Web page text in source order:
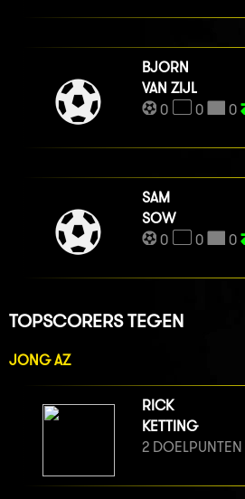
BJORN
VAN ZIJL
0
0 0
SAM
SOW
0
0 0
TOPSCORERS TEGEN
JONG AZ
RICK
KETTING
2 DOELPUNTEN